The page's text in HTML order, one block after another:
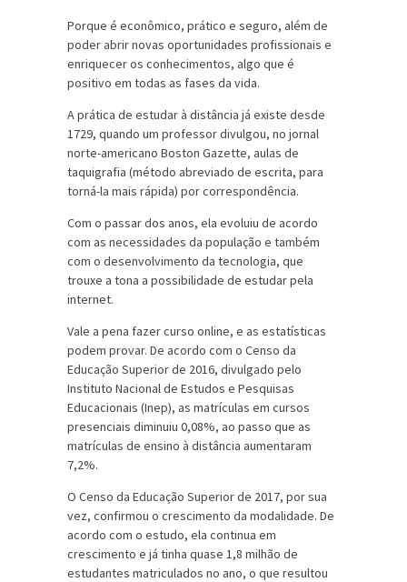
Porque é econômico, prático e seguro, além de
poder abrir novas oportunidades profissionais e
enriquecer os conhecimentos, algo que é
positivo em todas as fases da vida.
A prática de estudar à distância já existe desde
1729, quando um professor divulgou, no jornal
norte-americano Boston Gazette, aulas de
taquigrafia (método abreviado de escrita, para
torná-la mais rápida) por correspondência.
Com o passar dos anos, ela evoluiu de acordo
com as necessidades da população e também
com o desenvolvimento da tecnologia, que
trouxe a tona a possibilidade de estudar pela
internet.
Vale a pena fazer curso online, e as estatísticas
podem provar. De acordo com o Censo da
Educação Superior de 2016, divulgado pelo
Instituto Nacional de Estudos e Pesquisas
Educacionais (Inep), as matrículas em cursos
presenciais diminuiu 0,08%, ao passo que as
matrículas de ensino à distância aumentaram
7,2%.
O Censo da Educação Superior de 2017, por sua
vez, confirmou o crescimento da modalidade. De
acordo com o estudo, ela continua em
crescimento e já tinha quase 1,8 milhão de
estudantes matriculados no ano, o que resultou